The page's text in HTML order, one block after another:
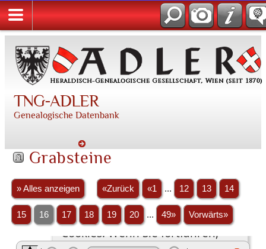
TNG-ADLER
Genealogische Datenbank
Grabsteine
» Alles anzeigen «Zurück «1 ... 12 13 14
15 16 17 18 19 20 ... 49» Vorwärts»